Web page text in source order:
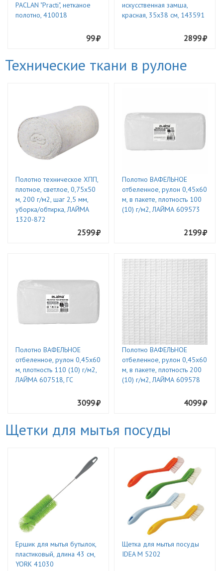
PACLAN "Practi", нетканое
полотно, 410018
99
искусственная замша,
красная, 35х38 см, 143591
2899
Технические ткани в рулоне
Полотно техническое ХПП,
плотное, светлое, 0,75х50
м, 200 г/м2, шаг 2,5 мм,
уборка/обтирка, ЛАЙМА
1320-872
2599
Полотно ВАФЕЛЬНОЕ
отбеленное, рулон 0,45х60
м, в пакете, плотность 100
(10) г/м2, ЛАЙМА 609573
2199
Полотно ВАФЕЛЬНОЕ
отбеленное, рулон 0,45х60
м, плотность 110 (10) г/м2,
ЛАЙМА 607518, ГС
3099
Полотно ВАФЕЛЬНОЕ
отбеленное, рулон 0,45х60
м, в пакете, плотность 200
(10) г/м2, ЛАЙМА 609578
4099
Щетки для мытья посуды
Ершик для мытья бутылок,
пластиковый, длина 43 см,
YORK 41030
Щетка для мытья посуды
IDEA М 5202